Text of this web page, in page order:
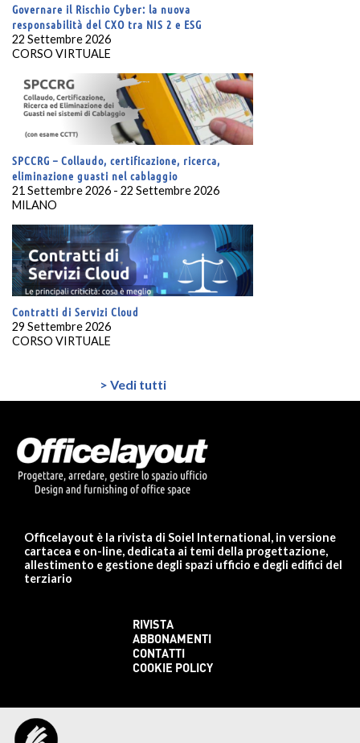
Governare il Rischio Cyber: la nuova
responsabilità del CXO tra NIS 2 e ESG
22 Settembre 2026
CORSO VIRTUALE
SPCCRG – Collaudo, certificazione, ricerca,
eliminazione guasti nel cablaggio
21 Settembre 2026 - 22 Settembre 2026
MILANO
Contratti di Servizi Cloud
29 Settembre 2026
CORSO VIRTUALE
> Vedi tutti
Officelayout è la rivista di Soiel International, in versione
cartacea e on-line, dedicata ai temi della progettazione,
allestimento e gestione degli spazi ufficio e degli edifici del
terziario
RIVISTA
ABBONAMENTI
CONTATTI
COOKIE POLICY